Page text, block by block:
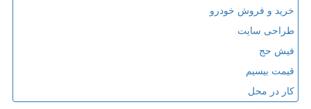
خرید و فروش خودرو
طراحی سایت
فیش حج
قیمت بیسیم
کار در محل